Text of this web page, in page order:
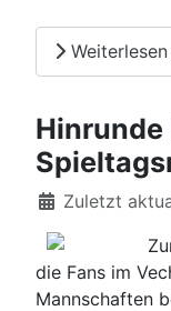
Hinrunde
DetailsZuletzt
die Fans im
Mannschaften